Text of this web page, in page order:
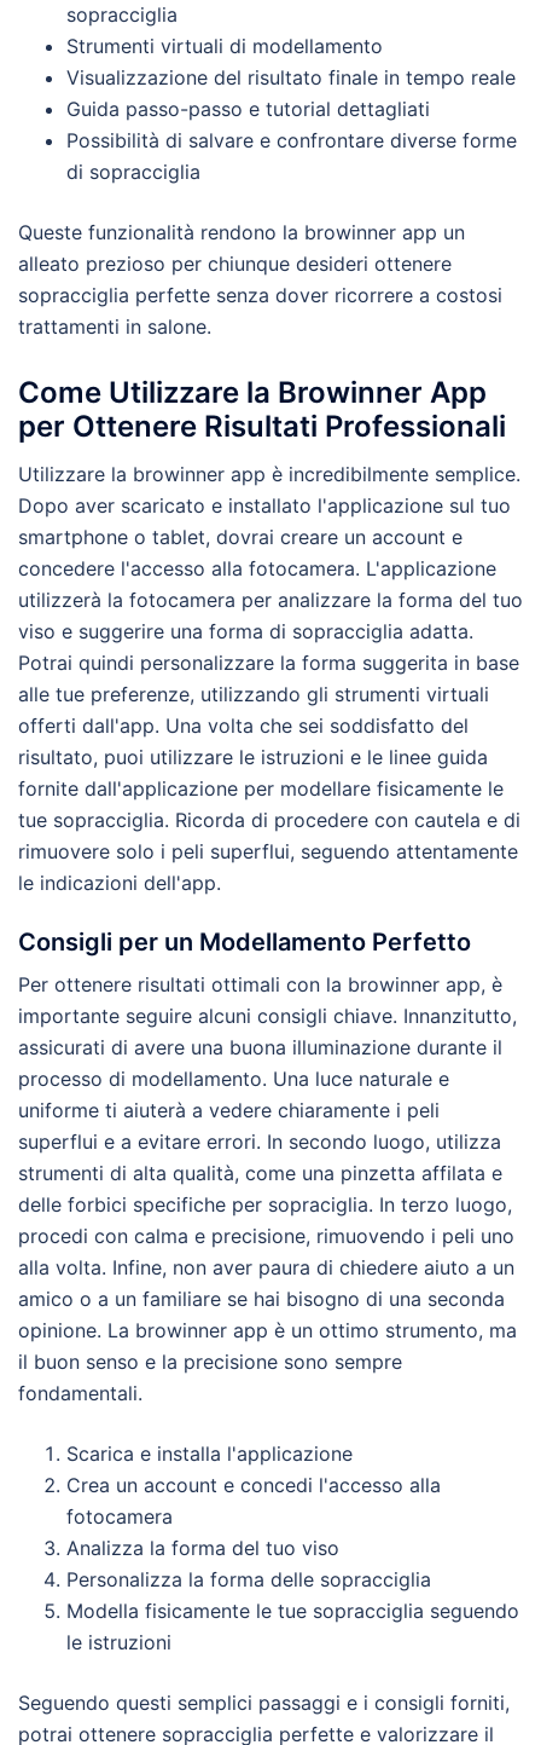
sopracciglia
Strumenti virtuali di modellamento
Visualizzazione del risultato finale in tempo reale
Guida passo-passo e tutorial dettagliati
Possibilità di salvare e confrontare diverse forme
di sopracciglia
Queste funzionalità rendono la browinner app un
alleato prezioso per chiunque desideri ottenere
sopracciglia perfette senza dover ricorrere a costosi
trattamenti in salone.
Come Utilizzare la Browinner App
per Ottenere Risultati Professionali
Utilizzare la browinner app è incredibilmente semplice.
Dopo aver scaricato e installato l'applicazione sul tuo
smartphone o tablet, dovrai creare un account e
concedere l'accesso alla fotocamera. L'applicazione
utilizzerà la fotocamera per analizzare la forma del tuo
viso e suggerire una forma di sopracciglia adatta.
Potrai quindi personalizzare la forma suggerita in base
alle tue preferenze, utilizzando gli strumenti virtuali
offerti dall'app. Una volta che sei soddisfatto del
risultato, puoi utilizzare le istruzioni e le linee guida
fornite dall'applicazione per modellare fisicamente le
tue sopracciglia. Ricorda di procedere con cautela e di
rimuovere solo i peli superflui, seguendo attentamente
le indicazioni dell'app.
Consigli per un Modellamento Perfetto
Per ottenere risultati ottimali con la browinner app, è
importante seguire alcuni consigli chiave. Innanzitutto,
assicurati di avere una buona illuminazione durante il
processo di modellamento. Una luce naturale e
uniforme ti aiuterà a vedere chiaramente i peli
superflui e a evitare errori. In secondo luogo, utilizza
strumenti di alta qualità, come una pinzetta affilata e
delle forbici specifiche per sopraciglia. In terzo luogo,
procedi con calma e precisione, rimuovendo i peli uno
alla volta. Infine, non aver paura di chiedere aiuto a un
amico o a un familiare se hai bisogno di una seconda
opinione. La browinner app è un ottimo strumento, ma
il buon senso e la precisione sono sempre
fondamentali.
Scarica e installa l'applicazione
Crea un account e concedi l'accesso alla
fotocamera
Analizza la forma del tuo viso
Personalizza la forma delle sopracciglia
Modella fisicamente le tue sopracciglia seguendo
le istruzioni
Seguendo questi semplici passaggi e i consigli forniti,
potrai ottenere sopracciglia perfette e valorizzare il